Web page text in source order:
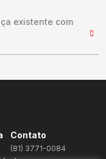
existente com
Contato
(81) 3771-0084